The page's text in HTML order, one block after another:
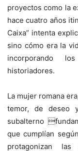
proyectos como la
hace cuatro años
Caixa” intenta
sino cómo era la
incorporando
historiadores.
La mujer romana
temor, de deseo
subalterno
que cumplían
protagonizan las